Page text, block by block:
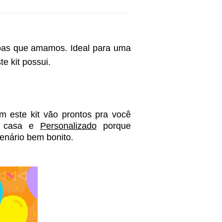
que amamos. Ideal para uma
kit possui.
este kit vão prontos pra você
casa e Personalizado porque
bem bonito.